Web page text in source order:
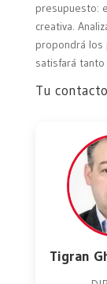
presupuesto:
creativa.
propondrá los
satisfará
Tu
Tigran